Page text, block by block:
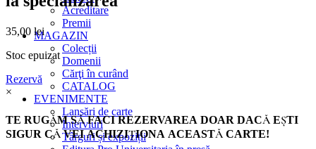
Acreditare
Premii
MAGAZIN
Colecții
Domenii
Cărţi în curând
CATALOG
EVENIMENTE
Lansări de carte
Interviuri
Târguri și expoziții
35,00 lei
Stoc epuizat
Rezervă
×
TE RUGĂM SĂ FACI REZERVAREA DOAR DACĂ EŞTI
SIGUR CĂ VEI ACHIZIŢIONA ACEASTĂ CARTE!